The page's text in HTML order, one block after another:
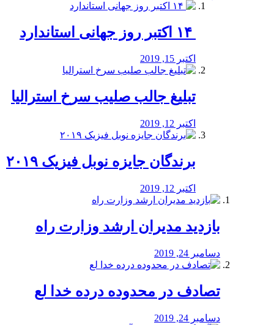
اکتبر 15, 2019
تبلیغ جالب صلیب سرخ استرالیا
اکتبر 12, 2019
برندگان جایزه نوبل فیزیک ۲۰۱۹
اکتبر 12, 2019
بازدید مدیران ارشد وزارت راه
دسامبر 24, 2019
تصادف در محدوده درده خدا لع
دسامبر 24, 2019